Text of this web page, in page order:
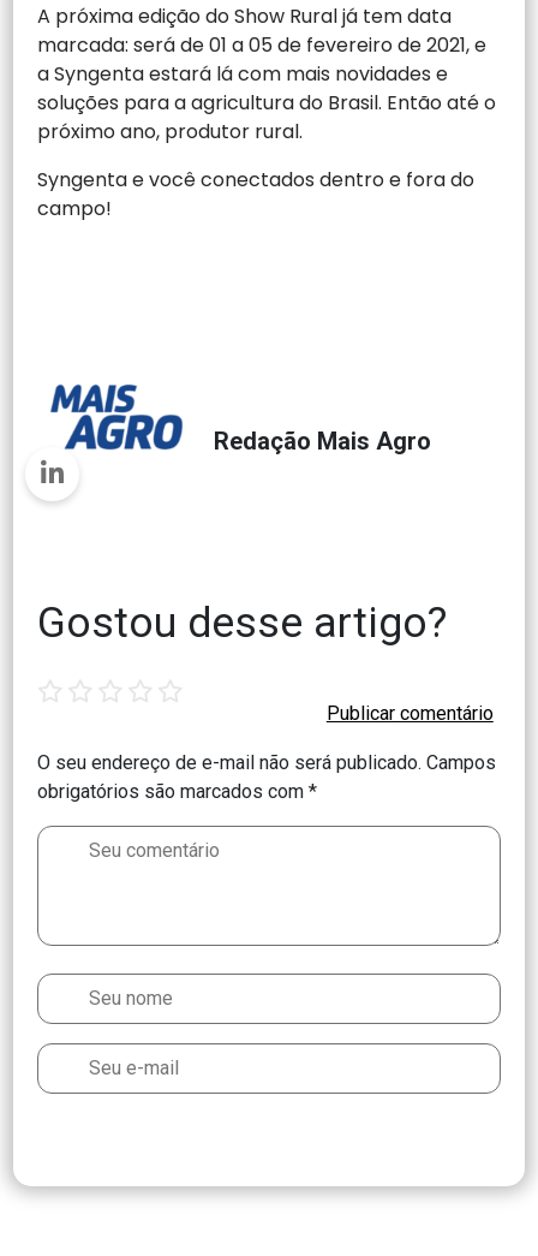
A próxima edição do Show Rural já tem data
marcada: será de 01 a 05 de fevereiro de 2021, e
a Syngenta estará lá com mais novidades e
soluções para a agricultura do Brasil. Então até o
próximo ano, produtor rural.
Syngenta e você conectados dentro e fora do
campo!
Redação Mais Agro
Gostou desse artigo?
O seu endereço de e-mail não será publicado. Campos
obrigatórios são marcados com*
star stars stars stars stars